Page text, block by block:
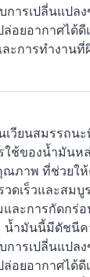
ารเปลี่นแป
ยอากาศได้ดี
ละการทำงานที่
ยนสมรรถนะ
ช้ของน้ำมันห
าพ ที่ช่วยให้
วดเร็วและส
ละการกัดกร่
ำมันนี้มีดัชนีค
ารเปลี่นแป
ยอากาศได้ดี